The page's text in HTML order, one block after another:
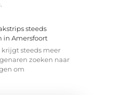
steeds
in Amersfoort
steeds meer
zoeken naar
om